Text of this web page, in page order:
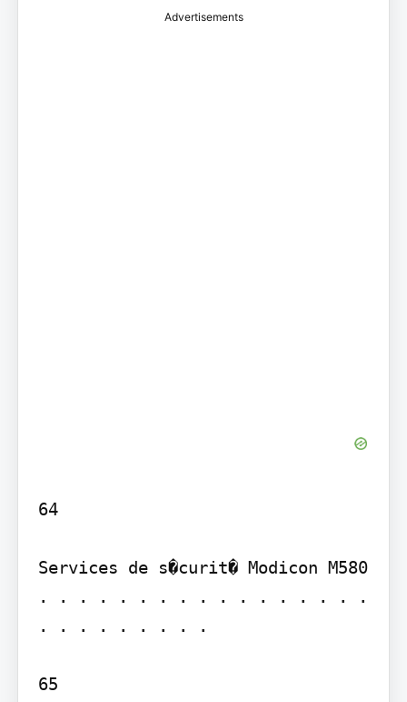
Advertisements
64
Services de s�curit� Modicon M580
. . . . . . . . . . . . . . . . .
. . . . . . . . .
65